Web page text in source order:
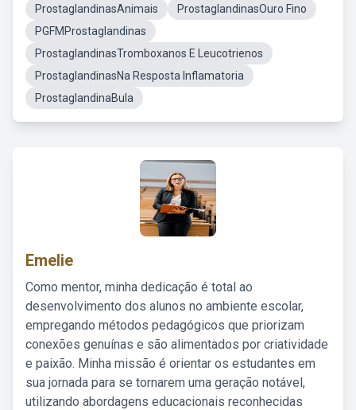
ProstaglandinasAnimais
ProstaglandinasOuro Fino
PGFMProstaglandinas
ProstaglandinasTromboxanos E Leucotrienos
ProstaglandinasNa Resposta Inflamatoria
ProstaglandinaBula
Emelie
Como mentor, minha dedicação é total ao
desenvolvimento dos alunos no ambiente escolar,
empregando métodos pedagógicos que priorizam
conexões genuínas e são alimentados por criatividade
e paixão. Minha missão é orientar os estudantes em
sua jornada para se tornarem uma geração notável,
utilizando abordagens educacionais reconhecidas